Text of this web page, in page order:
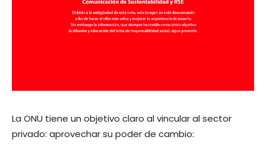
La ONU tiene un objetivo claro al vincular al sector
privado: aprovechar su poder de cambio: